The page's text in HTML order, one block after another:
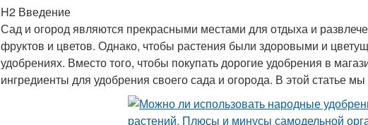
H2 Введение
Сад и огород являются прекрасными местами для отдыха и
фруктов и цветов. Однако, чтобы растения были здоровыми и
удобрениях. Вместо того, чтобы покупать дорогие удобрения в
ингредиенты для удобрения своего сада и огорода. В этой статье